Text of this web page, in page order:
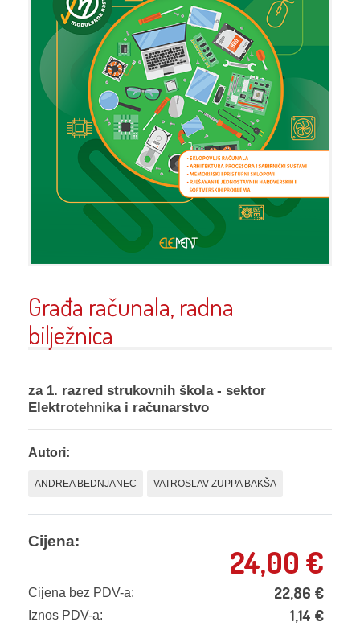
Građa računala, radna
bilježnica
za 1. razred strukovnih škola - sektor
Elektrotehnika i računarstvo
Autori:
ANDREA BEDNJANEC VATROSLAV ZUPPA BAKŠA
Cijena:
24,00 €
Cijena bez PDV-a: 22,86 €
Iznos PDV-a: 1,14 €